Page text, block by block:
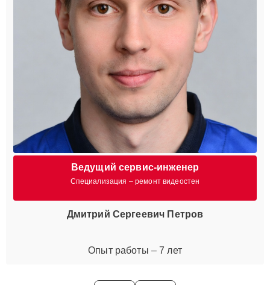
Ведущий сервис-инженер
Специализация – ремонт видеостен
Дмитрий Сергеевич Петров
Опыт работы – 7 лет